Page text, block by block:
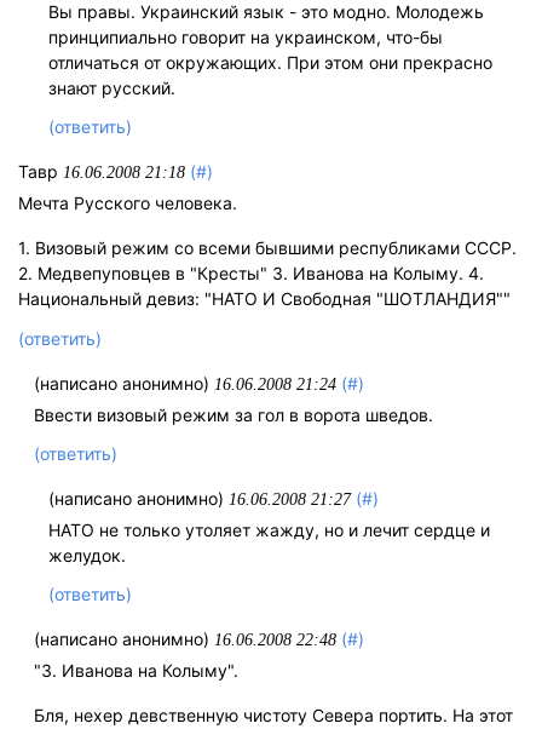
Вы правы. Украинский язык - это модно. Молодежь
принципиально говорит на украинском, что-бы
отличаться от окружающих. При этом они прекрасно
знают русский.
(ответить)
Тавр 16.06.2008 21:18 (#)
Мечта Русского человека.
1. Визовый режим со всеми бывшими республиками СССР.
2. Медвепуповцев в "Кресты" 3. Иванова на Колыму. 4.
Национальный девиз: "НАТО И Свободная "ШОТЛАНДИЯ""
(ответить)
(написано анонимно) 16.06.2008 21:24 (#)
Ввести визовый режим за гол в ворота шведов.
(ответить)
(написано анонимно) 16.06.2008 21:27 (#)
НАТО не только утоляет жажду, но и лечит сердце и
желудок.
(ответить)
(написано анонимно) 16.06.2008 22:48 (#)
"3. Иванова на Колыму".
Бля, нехер девственную чистоту Севера портить. На этот